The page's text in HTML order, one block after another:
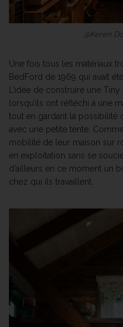
@Keren
Une fois tous les matériaux
BedFord de 1969 qui avait
L’idée de construire une
lorsqu’ils ont réfléchi à une
tout en gardant la possibilité
avec une petite tente.
mobilité de leur maison sur
en exploitation sans se
d’ailleurs en ce moment un
chez qui ils travaillent.